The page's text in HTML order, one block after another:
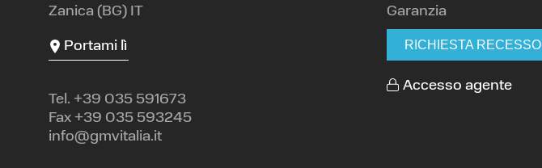
Zanica (BG) IT
Portami lì
Tel. +39 035 591673
Fax +39 035 593245
info@gmvitalia.it
Garanzia
RICHIESTA RECESSO
Accesso agente